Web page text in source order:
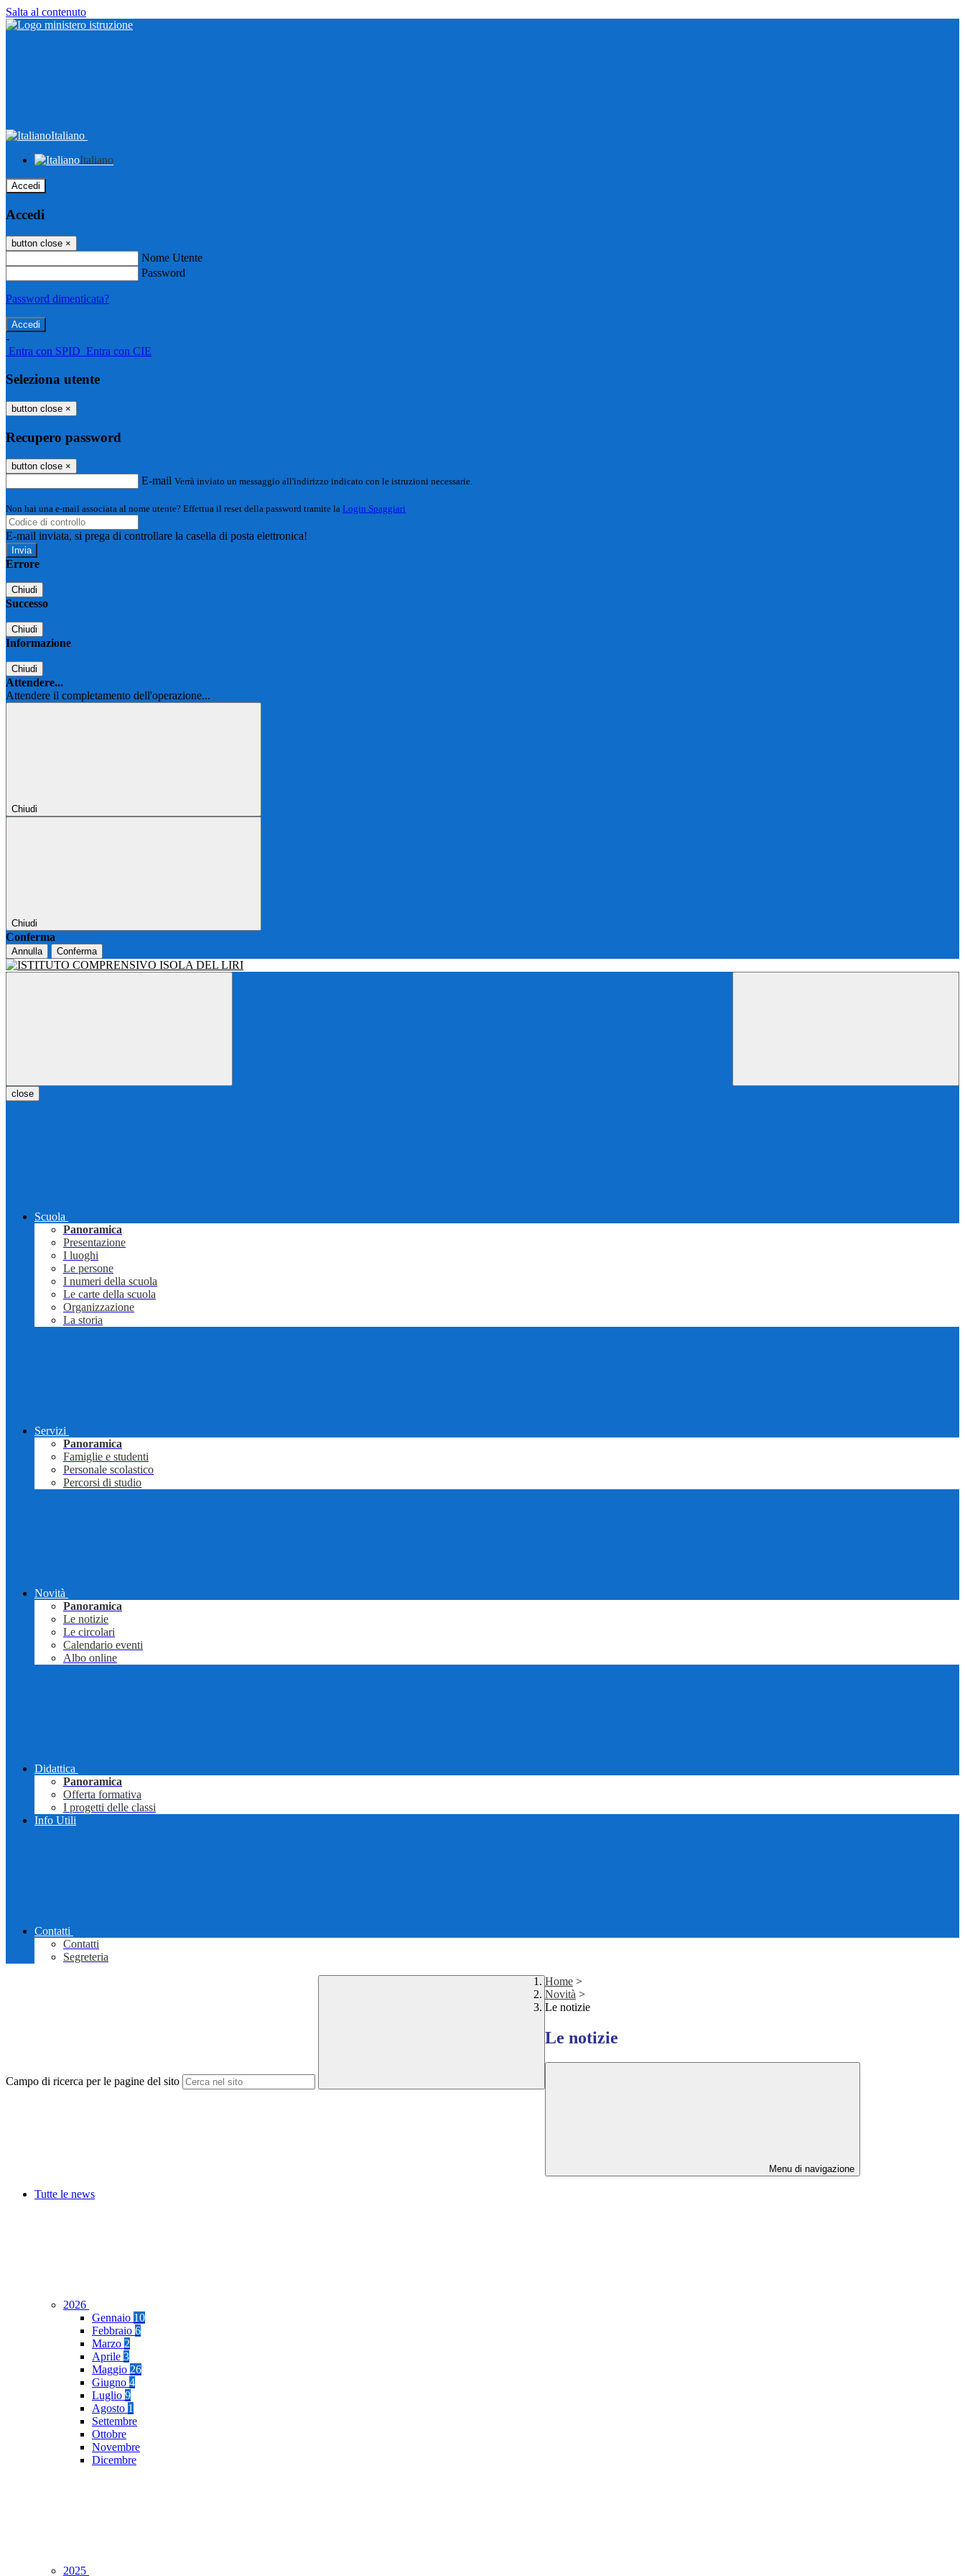
Salta al contenuto
Italiano
Italiano
Accedi
Accedi
button close ×
Nome Utente
Password
Password dimenticata?
-
Entra con SPID Entra con CIE
Seleziona utente
button close ×
Recupero password
button close ×
E-mail Verrà inviato un messaggio all'indirizzo indicato con le istruzioni necessarie.
Non hai una e-mail associata al nome utente? Effettua il reset della password tramite la Login Spaggiari
E-mail inviata, si prega di controllare la casella di posta elettronica!
Errore
Chiudi
Successo
Chiudi
Informazione
Chiudi
Attendere...
Attendere il completamento dell'operazione...
Chiudi
Chiudi
Conferma
Annulla Conferma
close
Scuola
Panoramica
Presentazione
I luoghi
Le persone
I numeri della scuola
Le carte della scuola
Organizzazione
La storia
Servizi
Panoramica
Famiglie e studenti
Personale scolastico
Percorsi di studio
Novità
Panoramica
Le notizie
Le circolari
Calendario eventi
Albo online
Didattica
Panoramica
Offerta formativa
I progetti delle classi
Info Utili
Contatti
Contatti
Segreteria
Campo di ricerca per le pagine del sito
Home >
Novità >
Le notizie
Le notizie
Menu di navigazione
Tutte le news
2026
Gennaio 10
Febbraio 6
Marzo 2
Aprile 3
Maggio 26
Giugno 4
Luglio 9
Agosto 1
Settembre
Ottobre
Novembre
Dicembre
2025